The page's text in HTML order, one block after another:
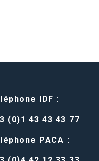
IDF :
(0)1 43 43 43 77
PACA :